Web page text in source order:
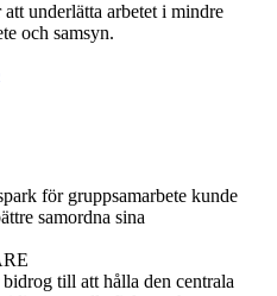
underlätta arbetet i mindre
och samsyn.
för gruppsamarbete kunde
samordna sina
till att hålla den centrala